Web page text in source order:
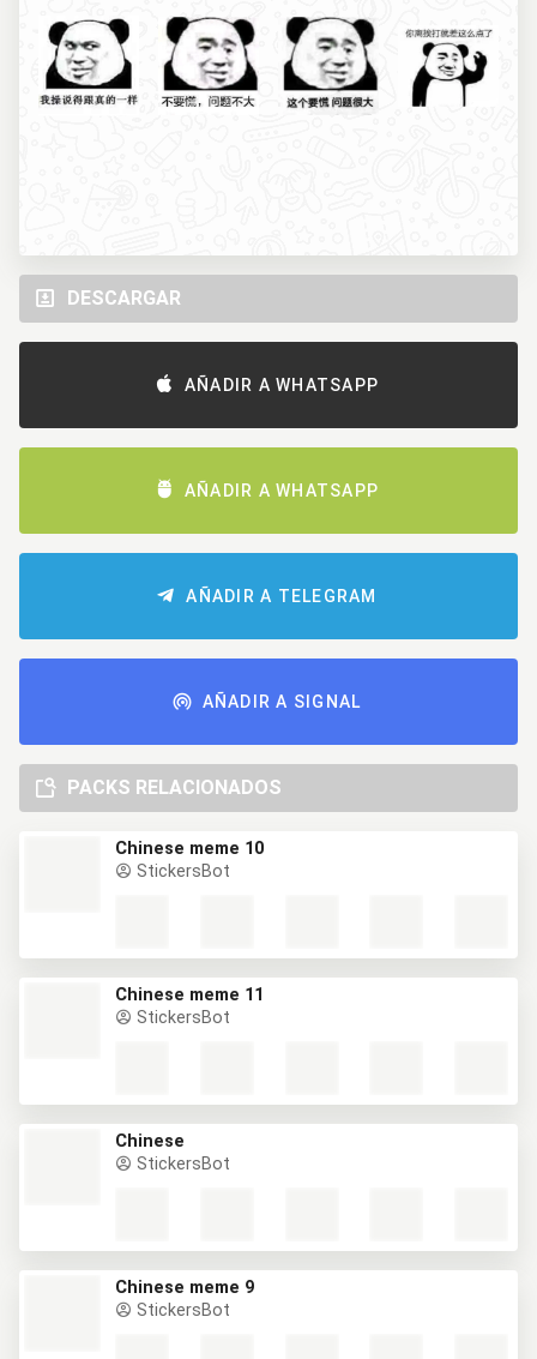
DESCARGAR
AÑADIR A WHATSAPP
AÑADIR A WHATSAPP
AÑADIR A TELEGRAM
AÑADIR A SIGNAL
PACKS RELACIONADOS
Chinese meme 10
StickersBot
Chinese meme 11
StickersBot
Chinese
StickersBot
Chinese meme 9
StickersBot